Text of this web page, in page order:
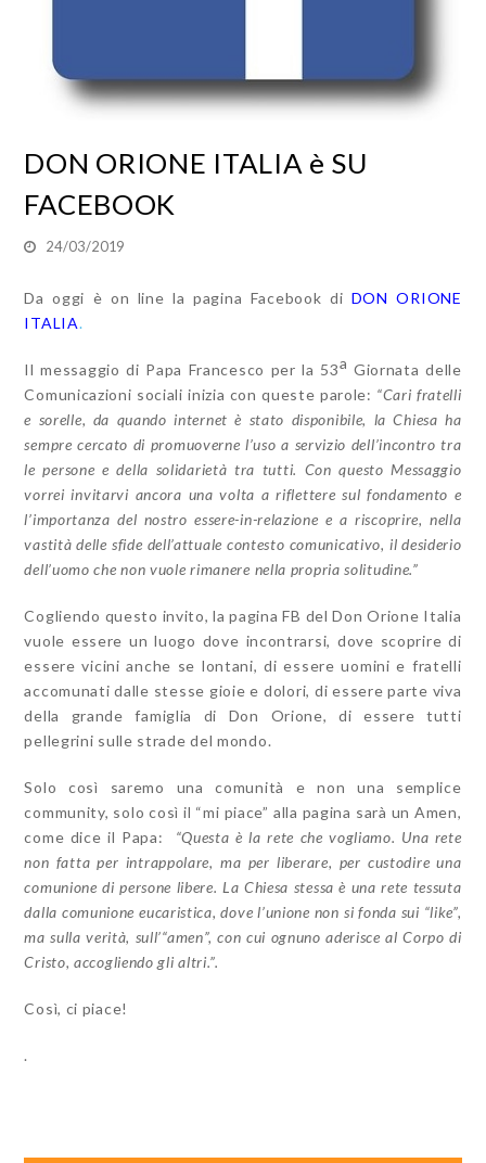
DON ORIONE ITALIA è SU
FACEBOOK
24/03/2019
Da oggi è on line la pagina Facebook di DON ORIONE
ITALIA.
Il messaggio di Papa Francesco per la 53a Giornata delle
Comunicazioni sociali inizia con queste parole: “Cari fratelli
e sorelle, da quando internet è stato disponibile, la Chiesa ha
sempre cercato di promuoverne l’uso a servizio dell’incontro tra
le persone e della solidarietà tra tutti. Con questo Messaggio
vorrei invitarvi ancora una volta a riflettere sul fondamento e
l’importanza del nostro essere-in-relazione e a riscoprire, nella
vastità delle sfide dell’attuale contesto comunicativo, il desiderio
dell’uomo che non vuole rimanere nella propria solitudine.”
Cogliendo questo invito, la pagina FB del Don Orione Italia
vuole essere un luogo dove incontrarsi, dove scoprire di
essere vicini anche se lontani, di essere uomini e fratelli
accomunati dalle stesse gioie e dolori, di essere parte viva
della grande famiglia di Don Orione, di essere tutti
pellegrini sulle strade del mondo.
Solo così saremo una comunità e non una semplice
community, solo così il “mi piace” alla pagina sarà un Amen,
come dice il Papa:
“Questa è la rete che vogliamo. Una rete
non fatta per intrappolare, ma per liberare, per custodire una
comunione di persone libere. La Chiesa stessa è una rete tessuta
dalla comunione eucaristica, dove l’unione non si fonda sui “like”,
ma sulla verità, sull’“amen”, con cui ognuno aderisce al Corpo di
Cristo, accogliendo gli altri.”.
Così, ci piace!
.